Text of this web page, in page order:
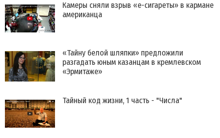
​Камеры сняли взрыв «е-сигареты» в кармане
американца
«Тайну белой шляпки» предложили
разгадать юным казанцам в кремлевском
«Эрмитаже»
Тайный код жизни, 1 часть - "Числа"